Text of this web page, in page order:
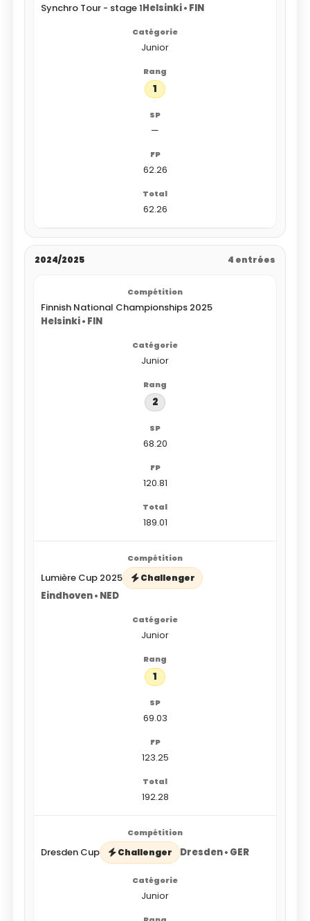
Synchro Tour - stage 1Helsinki • FIN
Junior
1
—
62.26
62.26
2024/2025 4 entrées
Finnish National Championships 2025
Helsinki • FIN
Junior
2
68.20
120.81
189.01
Lumière Cup 2025 Challenger
Eindhoven • NED
Junior
1
69.03
123.25
192.28
Dresden Cup Challenger Dresden • GER
Junior